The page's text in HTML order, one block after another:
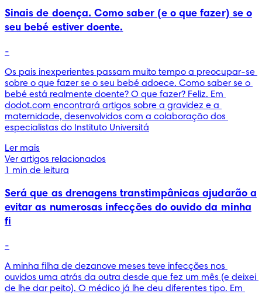
Sinais de doença. Como saber (e o que fazer) se o
seu bebé estiver doente.
-
Os pais inexperientes passam muito tempo a preocupar-se
sobre o que fazer se o seu bebé adoece. Como saber se o
bebé está realmente doente? O que fazer? Feliz. Em
dodot.com encontrará artigos sobre a gravidez e a
maternidade, desenvolvidos com a colaboração dos
especialistas do Instituto Universitá
Ler mais
Ver artigos relacionados
1 min de leitura
Será que as drenagens transtimpânicas ajudarão a
evitar as numerosas infecções do ouvido da minha
fi
-
A minha filha de dezanove meses teve infecções nos
ouvidos uma atrás da outra desde que fez um mês (e deixei
de lhe dar peito). O médico já lhe deu diferentes tipo. Em